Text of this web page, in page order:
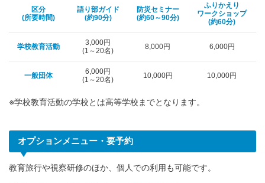
区分
(所要時間)
語り部ガイド
(約90分)
防災セミナー
(約60～90分)
ふりかえり
ワークショップ
(約60分)
学校教育活動
3,000円
(1～20名)
8,000円 6,000円
一般団体
6,000円
(1～20名)
10,000円 10,000円
※学校教育活動の学校とは高等学校までとなります。
オプションメニュー・要予約
教育旅行や視察研修のほか、個人での利用も可能です。